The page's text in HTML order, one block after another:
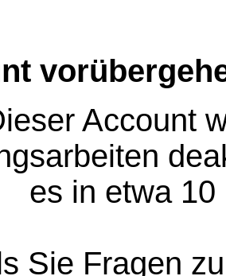
Account
es in etwa
Sie Fragen